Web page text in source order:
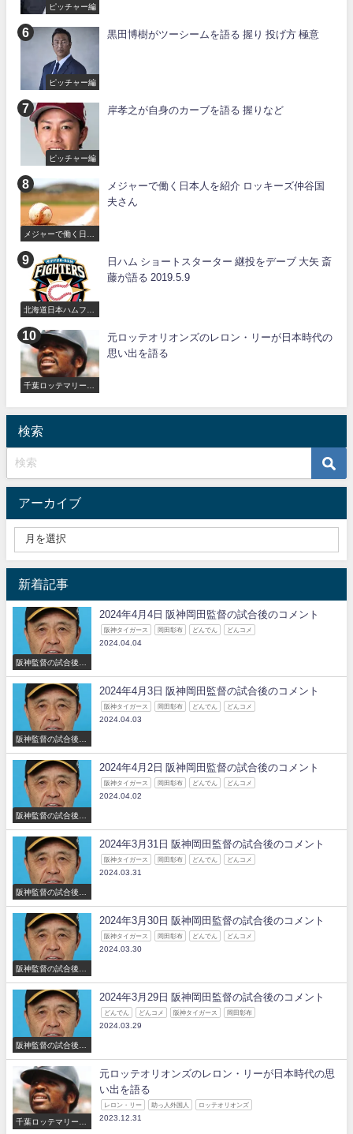
ピッチャー編
ピッチャー編
黒田博樹がツーシームを語る 握り 投げ方 極意
ピッチャー編
岸孝之が自身のカーブを語る 握りなど
メジャーで働く日本
メジャーで働く日本人を紹介 ロッキーズ仲谷国
夫さん
北海道日本ハムファ
日ハム ショートスターター 継投をデーブ 大矢 斎
藤が語る 2019.5.9
千葉ロッテマリーン
元ロッテオリオンズのレロン・リーが日本時代の
思い出を語る
検索
アーカイブ
新着記事
阪神監督の試合後の
2024年4月4日 阪神岡田監督の試合後のコメント
阪神タイガース 岡田彰布 どんでん どんコメ
2024.04.04
阪神監督の試合後の
2024年4月3日 阪神岡田監督の試合後のコメント
阪神タイガース 岡田彰布 どんでん どんコメ
2024.04.03
阪神監督の試合後の
2024年4月2日 阪神岡田監督の試合後のコメント
阪神タイガース 岡田彰布 どんでん どんコメ
2024.04.02
阪神監督の試合後の
2024年3月31日 阪神岡田監督の試合後のコメント
阪神タイガース 岡田彰布 どんでん どんコメ
2024.03.31
阪神監督の試合後の
2024年3月30日 阪神岡田監督の試合後のコメント
阪神タイガース 岡田彰布 どんでん どんコメ
2024.03.30
阪神監督の試合後の
2024年3月29日 阪神岡田監督の試合後のコメント
どんでん どんコメ 阪神タイガース 岡田彰布
2024.03.29
千葉ロッテマリーン
元ロッテオリオンズのレロン・リーが日本時代の思
い出を語る
レロン・リー 助っ人外国人 ロッテオリオンズ
2023.12.31